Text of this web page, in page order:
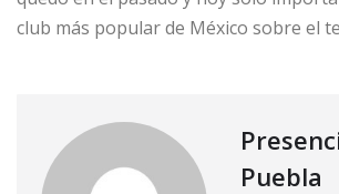
club más popular de México sobre el
Puebla